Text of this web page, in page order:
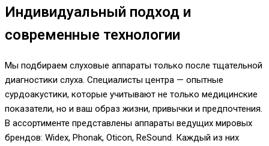
Индивидуальный подход и
современные технологии
Мы подбираем слуховые аппараты только после тщательной
диагностики слуха. Специалисты центра — опытные
сурдоакустики, которые учитывают не только медицинские
показатели, но и ваш образ жизни, привычки и предпочтения.
В ассортименте представлены аппараты ведущих мировых
брендов: Widex, Phonak, Oticon, ReSound. Каждый из них